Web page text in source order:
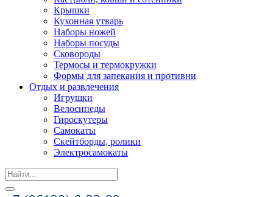
Крышки
Кухонная утварь
Наборы ножей
Наборы посуды
Сковороды
Термосы и термокружки
Формы для запекания и противни
Отдых и развлечения
Игрушки
Велосипеды
Гироскутеры
Самокаты
Скейтборды, ролики
Электросамокаты
Search
for: